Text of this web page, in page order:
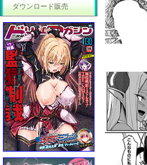
ダウンロード販売